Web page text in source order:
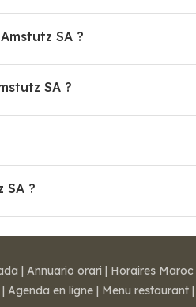
SA ?
SA ?
SA ?
| Annuario orari | Horaires Maroc
| Agenda en ligne | Menu restaurant |